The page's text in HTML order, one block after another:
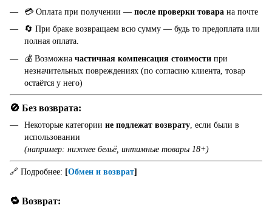
💳 Оплата при получении — после проверки товара на почте
🔄 При браке возвращаем всю сумму — будь то предоплата или
полная оплата.
💰 Возможна частичная компенсация стоимости при
незначительных повреждениях (по согласию клиента, товар
остаётся у него)
🚫 Без возврата:
Некоторые категории не подлежат возврату , если были в
использовании
(например: нижнее бельё, интимные товары 18+)
🔗 Подробнее: [Обмен и возврат]
🔁 Возврат: